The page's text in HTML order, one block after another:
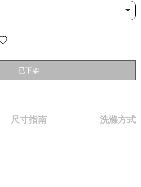
已下架
尺寸指南 洗滌方式